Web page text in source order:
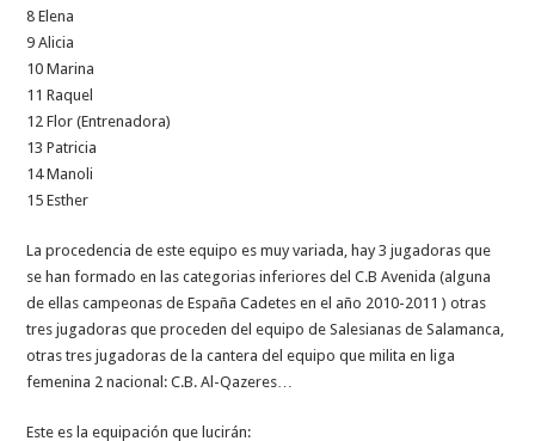
8 Elena
9 Alicia
10 Marina
11 Raquel
12 Flor (Entrenadora)
13 Patricia
14 Manoli
15 Esther
La procedencia de este equipo es muy variada, hay 3 jugadoras que
se han formado en las categorias inferiores del C.B Avenida (alguna
de ellas campeonas de España Cadetes en el año 2010-2011 ) otras
tres jugadoras que proceden del equipo de Salesianas de Salamanca,
otras tres jugadoras de la cantera del equipo que milita en liga
femenina 2 nacional: C.B. Al-Qazeres…
Este es la equipación que lucirán: